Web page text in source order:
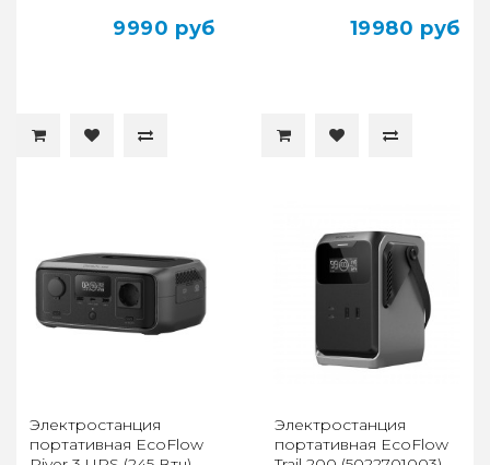
9990 руб 19980 руб
Электростанция
портативная EcoFlow
Электростанция
портативная EcoFlow